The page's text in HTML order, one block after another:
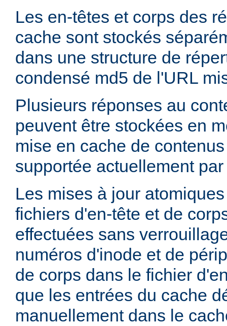
Les en-têtes et corps des
cache sont stockés
dans une structure de
condensé md5 de l'URL
Plusieurs réponses au
peuvent être stockées en
mise en cache de
supportée actuellement
Les mises à jour
fichiers d'en-tête et de
effectuées sans
numéros d'inode et de
de corps dans le fichier
que les entrées du cache
manuellement dans le